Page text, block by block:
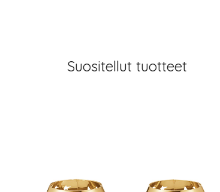
Suositellut tuotteet